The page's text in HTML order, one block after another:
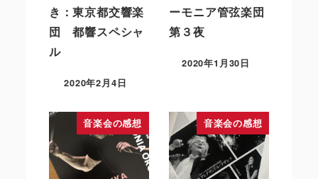
き：東京都交響楽
団 都響スペシャ
ル
2020年2月4日
ーモニア管弦楽団
第３夜
2020年1月30日
音楽会の感想 音楽会の感想